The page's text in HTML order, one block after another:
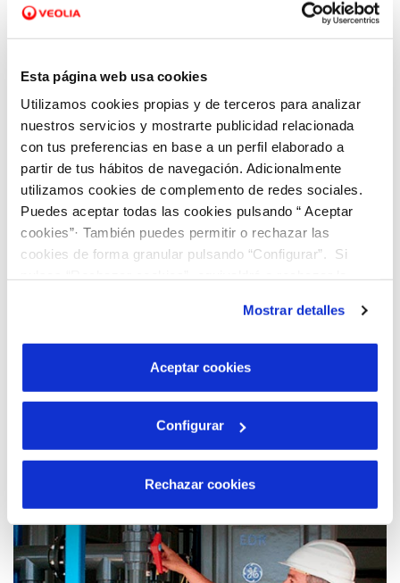
Esta página web usa cookies
Utilizamos cookies propias y de terceros para analizar
nuestros servicios y mostrarte publicidad relacionada
con tus preferencias en base a un perfil elaborado a
partir de tus hábitos de navegación. Adicionalmente
utilizamos cookies de complemento de redes sociales.
Puedes aceptar todas las cookies pulsando “ Aceptar
cookies”· También puedes permitir o rechazar las
cookies de forma granular pulsando “Configurar”. Si
son indispensables para que el sitio web funcione y que
por tanto no se pueden desactivar. Puedes consultar
más información en nuestraPolítica de Cookies
Mostrar detalles
Aceptar cookies
Configurar
Rechazar cookies
12 ABR 2017
Cuota fija mensual para pagar el recibo del
agua
Aguas residuales, tema principal del Día